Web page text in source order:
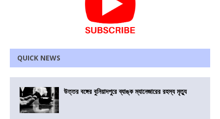
QUICK NEWS
উত্তর বঙ্গের বুনিয়াদপুরে ব্যাঙ্ক ম্যানেজারের রহস্য মৃত্যু